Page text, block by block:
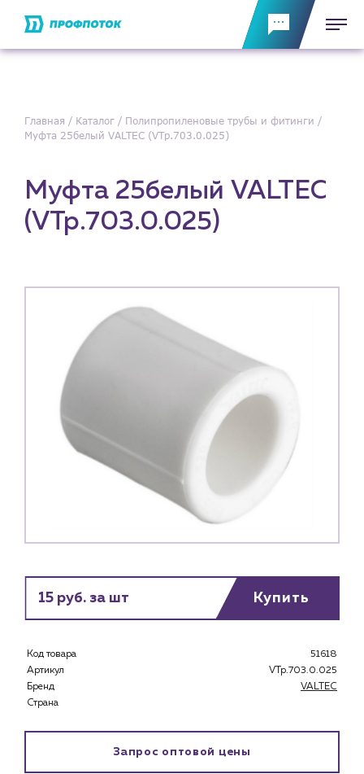
Клиентам
Главная Каталог
Полипропиленовые трубы и фитинги
Муфта 25белый VALTEC (VTp.703.0.025)
Муфта 25белый VALTEC
(VTp.703.0.025)
15 руб. за шт Купить
Код товара
51618
Артикул
VTp.703.0.025
Бренд
VALTEC
Страна
Запрос оптовой цены